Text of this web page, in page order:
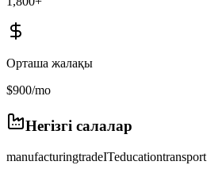
Орташа жалақы
$900/mo
Негізгі салалар
manufacturingtradeITeducationtransport